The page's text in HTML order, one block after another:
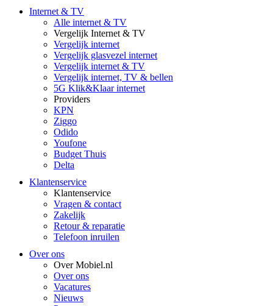
Internet & TV
Alle internet & TV
Vergelijk Internet & TV
Vergelijk internet
Vergelijk glasvezel internet
Vergelijk internet & TV
Vergelijk internet, TV & bellen
5G Klik&Klaar internet
Providers
KPN
Ziggo
Odido
Youfone
Budget Thuis
Delta
Klantenservice
Klantenservice
Vragen & contact
Zakelijk
Retour & reparatie
Telefoon inruilen
Over ons
Over Mobiel.nl
Over ons
Vacatures
Nieuws